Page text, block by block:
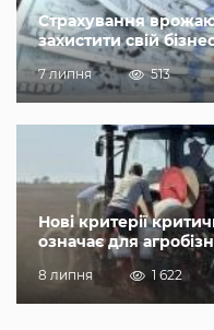
Страхування
захистити свій
7 липня 513
Нові критерії
означає для
8 липня 1 622